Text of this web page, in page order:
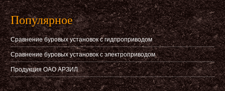
Популярное
Сравнение буровых установок с гидпроприводом
Сравнение буровых установок с электроприводом
Продукция ОАО АРЗИЛ